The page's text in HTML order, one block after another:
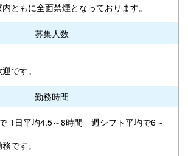
ともに全面禁煙となっております。
募集人数
です。
勤務時間
1日平均4.5～8時間 週シフト平均で6～
です。